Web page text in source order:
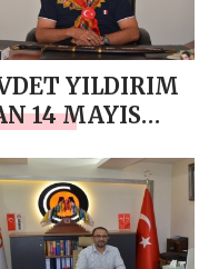
YILDIRIM
14 MAYIS
MESAJI